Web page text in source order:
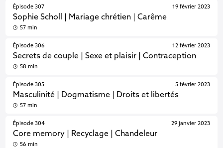
Épisode 307
Sophie Scholl | Mariage chrétien | Carême
19 février 2023
57 min
Épisode 306
Secrets de couple | Sexe et plaisir | Contraception
12 février 2023
58 min
Épisode 305
Masculinité | Dogmatisme | Droits et libertés
5 février 2023
57 min
Épisode 304
Core memory | Recyclage | Chandeleur
29 janvier 2023
56 min